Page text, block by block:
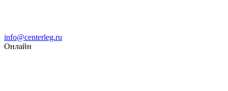
Email
info@centerleg.ru
Онлайн